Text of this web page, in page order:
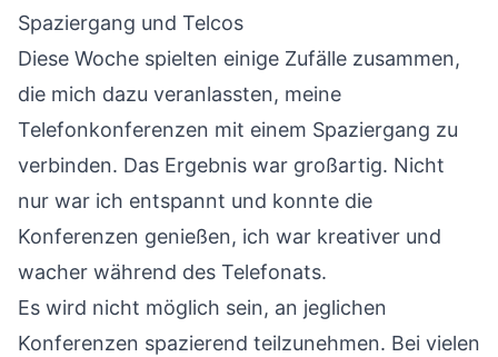
Spaziergang und Telcos
Diese Woche spielten einige Zufälle zusammen,
die mich dazu veranlassten, meine
Telefonkonferenzen mit einem Spaziergang zu
verbinden. Das Ergebnis war großartig. Nicht
nur war ich entspannt und konnte die
Konferenzen genießen, ich war kreativer und
wacher während des Telefonats.
Es wird nicht möglich sein, an jeglichen
Konferenzen spazierend teilzunehmen. Bei vielen